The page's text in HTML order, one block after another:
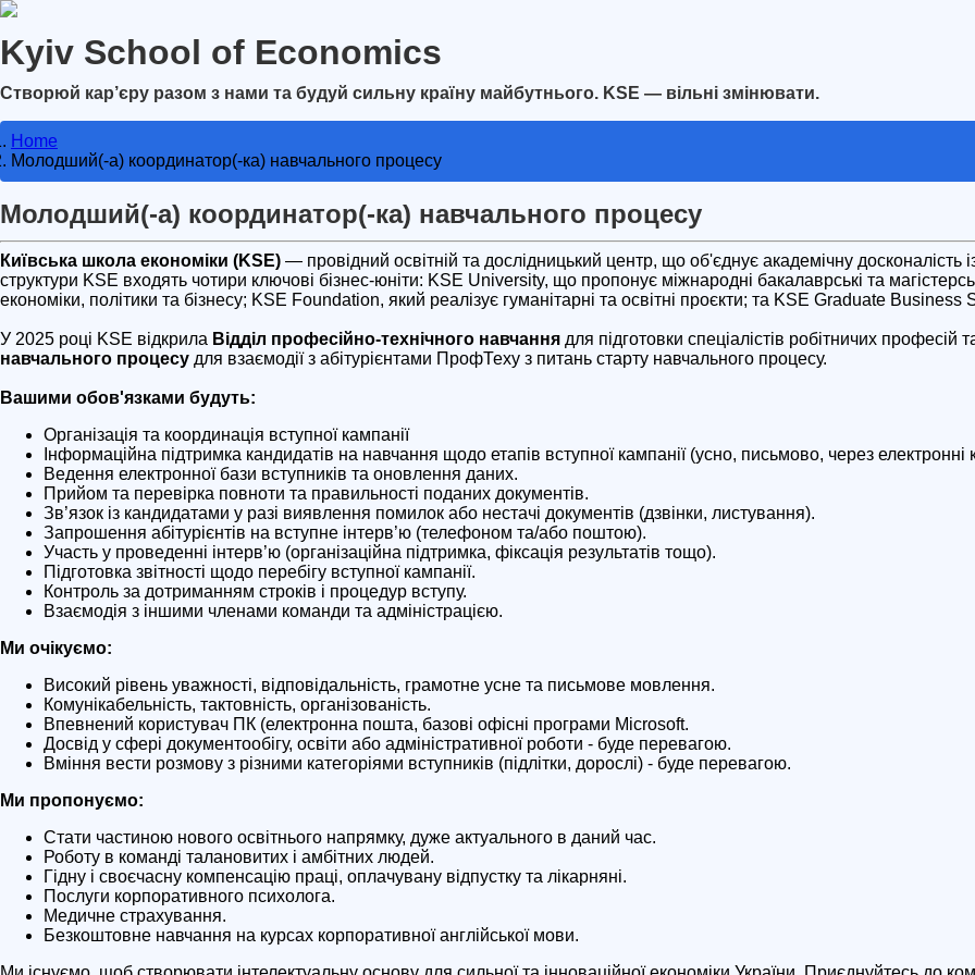
Kyiv School of Economics
Створюй кар’єру разом з нами та будуй сильну країну майбутнього. KSE — вільні змінювати.
Home
Молодший(-а) координатор(-ка) навчального процесу
Молодший(-а) координатор(-ка) навчального процесу
Київська школа економіки (KSE) — провідний освітній та дослідницький центр, що об'єднує академічну досконалість
структури KSE входять чотири ключові бізнес-юніти: KSE University, що пропонує міжнародні бакалаврські та
економіки, політики та бізнесу; KSE Foundation, який реалізує гуманітарні та освітні проєкти; та KSE Graduate
У 2025 році KSE відкрила Відділ професійно-технічного навчання для підготовки спеціалістів робітничих
навчального процесу для взаємодії з абітурієнтами ПрофТеху з питань старту навчального процесу.
Вашими обов'язками будуть:
Організація та координація вступної кампанії
Інформаційна підтримка кандидатів на навчання щодо етапів вступної кампанії (усно, письмово, через електронні
Ведення електронної бази вступників та оновлення даних.
Прийом та перевірка повноти та правильності поданих документів.
Зв’язок із кандидатами у разі виявлення помилок або нестачі документів (дзвінки, листування).
Запрошення абітурієнтів на вступне інтерв’ю (телефоном та/або поштою).
Участь у проведенні інтерв’ю (організаційна підтримка, фіксація результатів тощо).
Підготовка звітності щодо перебігу вступної кампанії.
Контроль за дотриманням строків і процедур вступу.
Взаємодія з іншими членами команди та адміністрацією.
Ми очікуємо:
Високий рівень уважності, відповідальність, грамотне усне та письмове мовлення.
Комунікабельність, тактовність, організованість.
Впевнений користувач ПК (електронна пошта, базові офісні програми Microsoft.
Досвід у сфері документообігу, освіти або адміністративної роботи - буде перевагою.
Вміння вести розмову з різними категоріями вступників (підлітки, дорослі) - буде перевагою.
Ми пропонуємо:
Стати частиною нового освітнього напрямку, дуже актуального в даний час.
Роботу в команді талановитих і амбітних людей.
Гідну і своєчасну компенсацію праці, оплачувану відпустку та лікарняні.
Послуги корпоративного психолога.
Медичне страхування.
Безкоштовне навчання на курсах корпоративної англійської мови.